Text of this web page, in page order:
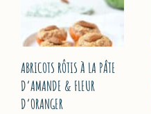
AU
THYM
ABRICOTS RÔTIS À LA PÂTE
D’AMANDE & FLEUR
D’ORANGER